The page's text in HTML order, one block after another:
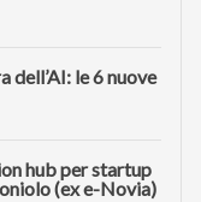
dell’AI: le 6 nuove
hub per startup
(ex e-Novia)